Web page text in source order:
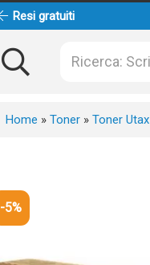
Resi gratuiti
Home » Toner » Toner Utax
-5%